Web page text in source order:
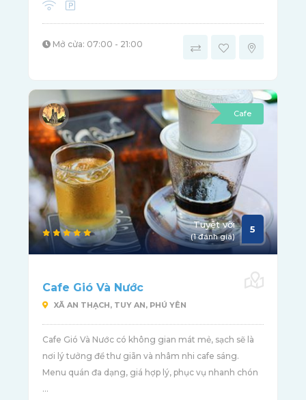
Mở cửa: 07:00 - 21:00
Cafe
Tuyệt vời
(1 đánh giá)
5
Cafe Gió Và Nước
XÃ AN THẠCH, TUY AN, PHÚ YÊN
Cafe Gió Và Nước có không gian mát mẻ, sạch sẽ là
nơi lý tưởng để thư giãn và nhâm nhi cafe sáng.
Menu quán đa dạng, giá hợp lý, phục vụ nhanh chón
...